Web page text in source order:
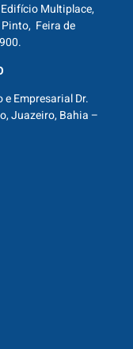
Multiplace,
Feira de
e Empresarial Dr.
Juazeiro, Bahia –